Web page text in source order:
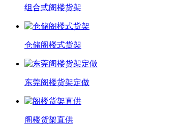
组合式阁楼货架
仓储阁楼式货架
东莞阁楼货架定做
阁楼货架直供